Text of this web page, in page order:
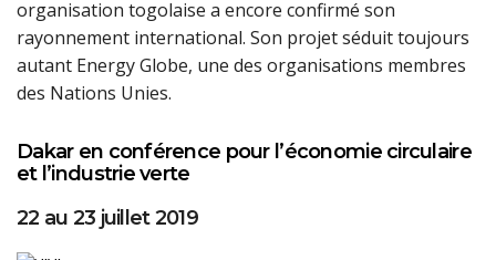
organisation togolaise a encore confirmé son
rayonnement international. Son projet séduit toujours
autant Energy Globe, une des organisations membres
des Nations Unies.
Dakar en conférence pour l’économie circulaire
et l’industrie verte
22 au 23 juillet 2019